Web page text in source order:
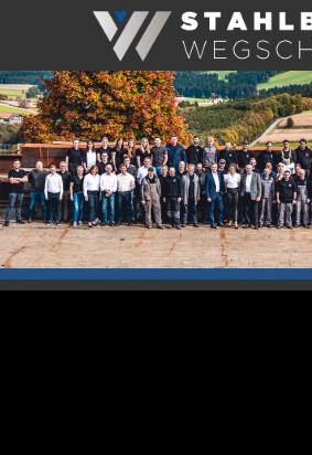
+49 8592 93997-0 info@stahlbau-wegscheid.de